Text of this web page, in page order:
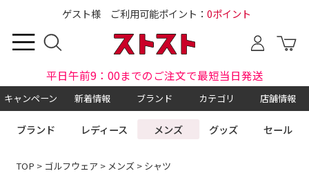
ゲスト様 ご利用可能ポイント： 0ポイント
平日午前9：00までのご注文で最短当日発送
キャンペーン 新着情報 ブランド カテゴリ 店舗情報
ブランド レディース メンズ グッズ セール
TOP > ゴルフウェア > メンズ> シャツ